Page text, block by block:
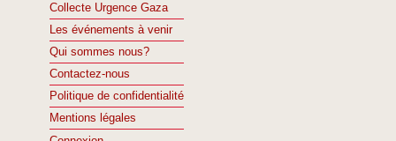
Collecte Urgence Gaza
Les événements à venir
Qui sommes nous?
Contactez-nous
Politique de confidentialité
Mentions légales